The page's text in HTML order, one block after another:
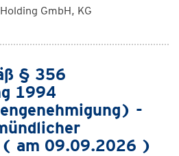
GmbH, KG
§ 356
1994
-
( am 09.09.2026 )